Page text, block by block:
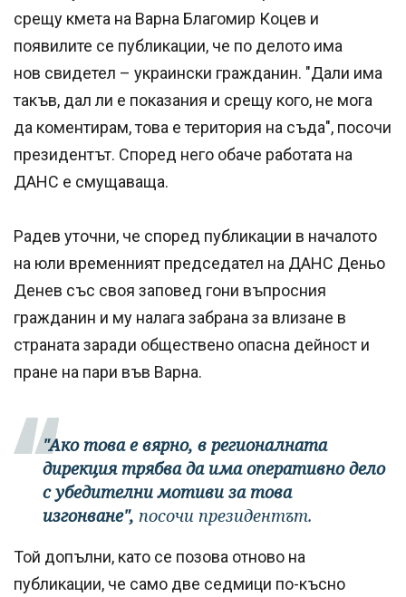
срещу кмета на Варна Благомир Коцев и
появилите се публикации, че по делото има
нов свидетел – украински гражданин. "Дали има
такъв, дал ли е показания и срещу кого, не мога
да коментирам, това е територия на съда", посочи
президентът. Според него обаче работата на
ДАНС е смущаваща.
Радев уточни, че според публикации в началото
на юли временният председател на ДАНС Деньо
Денев със своя заповед гони въпросния
гражданин и му налага забрана за влизане в
страната заради обществено опасна дейност и
пране на пари във Варна.
"Ако това е вярно, в регионалната
дирекция трябва да има оперативно дело
с убедителни мотиви за това
изгонване", посочи президентът.
Той допълни, като се позова отново на
публикации, че само две седмици по-късно